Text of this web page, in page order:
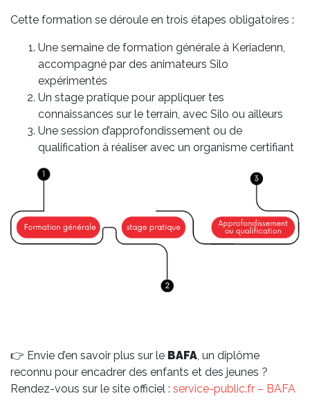
Cette formation se déroule en trois étapes obligatoires :
Une semaine de formation générale à Keriadenn,
accompagné par des animateurs Silo
expérimentés
Un stage pratique pour appliquer tes
connaissances sur le terrain, avec Silo ou ailleurs
Une session d’approfondissement ou de
qualification à réaliser avec un organisme certifiant
👉 Envie d’en savoir plus sur le BAFA, un diplôme
reconnu pour encadrer des enfants et des jeunes ?
Rendez-vous sur le site officiel : service-public.fr – BAFA